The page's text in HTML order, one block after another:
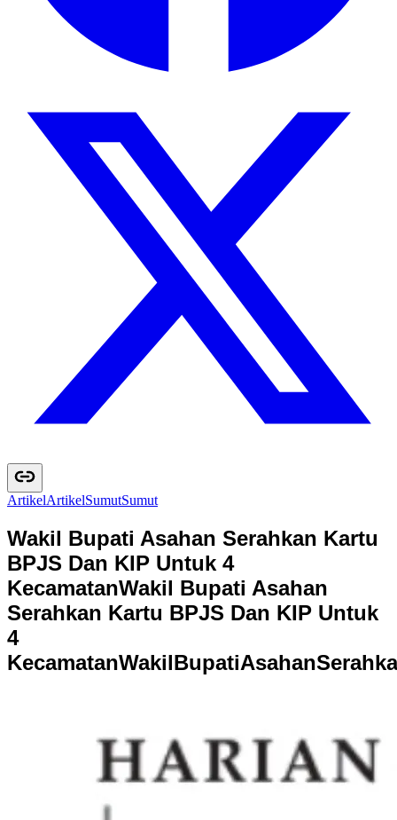
ArtikelArtikelSumutSumut
Wakil Bupati Asahan Serahkan Kartu
BPJS Dan KIP Untuk 4
KecamatanWakil Bupati Asahan
Serahkan Kartu BPJS Dan KIP Untuk
4
KecamatanWakilBupatiAsahanSerahka